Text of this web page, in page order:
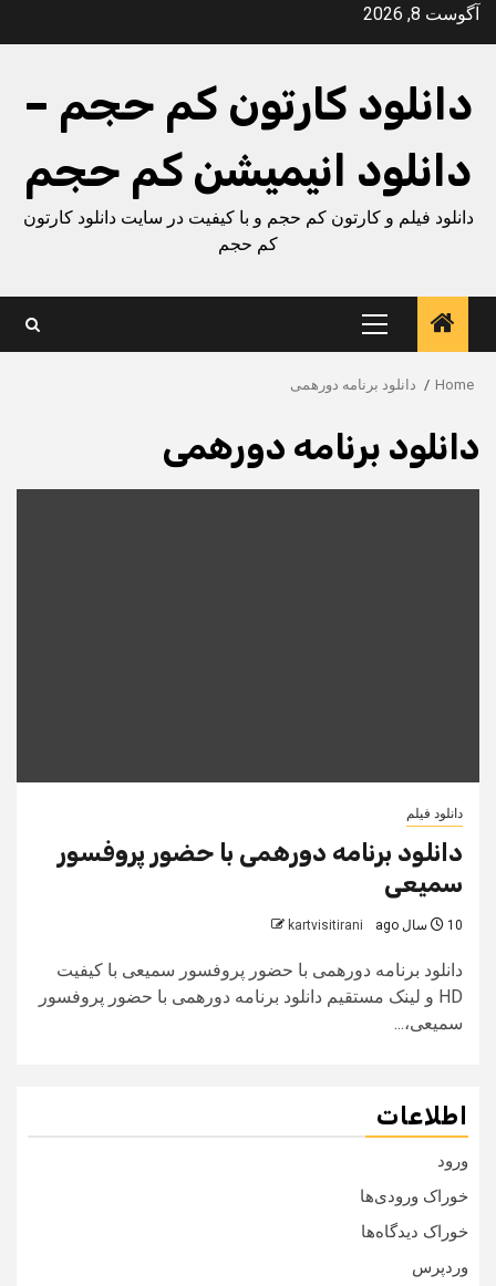
Skipآگوست 8, 2026
دانلود کارتون کم حجم –
دانلود انیمیشن کم حجم
دانلود فیلم و کارتون کم حجم و با کیفیت در سایت دانلود کارتون
کم حجم
Primary
Menu
Home دانلود برنامه دورهمی
دانلود برنامه دورهمی
دانلود فیلم
دانلود برنامه دورهمی با حضور پروفسور
سميعی
10 سال ago kartvisitirani
دانلود برنامه دورهمی با حضور پروفسور سميعی با کیفیت
HD و لینک مستقیم دانلود برنامه دورهمی با حضور پروفسور
سميعی،...
اطلاعات
ورود
خوراک ورودی‌ها
خوراک دیدگاه‌ها
وردپرس